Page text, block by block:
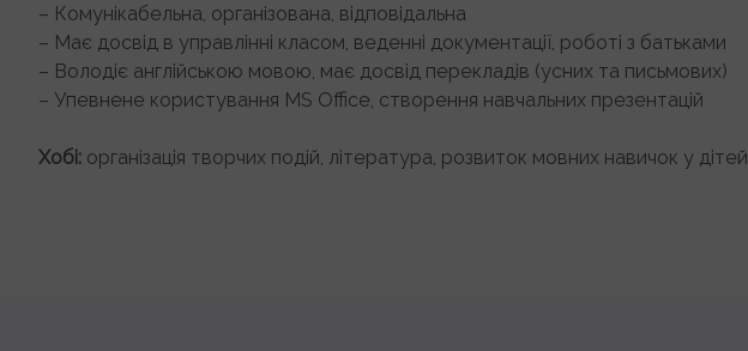
– Комунікабельна, організована, відповідальна
– Має досвід в управлінні класом, веденні документації, роботі з батьками
– Володіє англійською мовою, має досвід перекладів (усних та письмових)
– Упевнене користування MS Office, створення навчальних презентацій
Хобі: організація творчих подій, література, розвиток мовних навичок у дітей